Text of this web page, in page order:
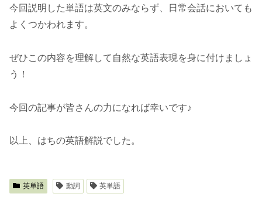
今回説明した単語は英文のみならず、日常会話においても
よくつかわれます。
ぜひこの内容を理解して自然な英語表現を身に付けましょ
う！
今回の記事が皆さんの力になれば幸いです♪
以上、はちの英語解説でした。
英単語 動詞 英単語